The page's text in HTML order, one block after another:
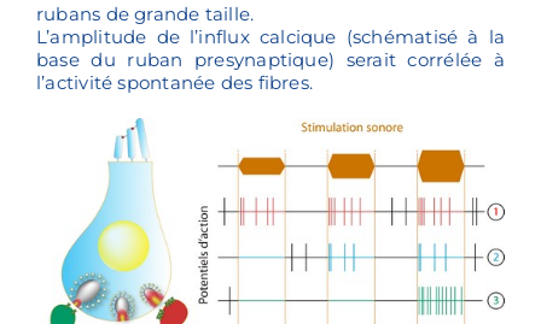
rubans de grande taille.
L’amplitude de l’influx calcique (schématisé à la
base du ruban presynaptique) serait corrélée à
l’activité spontanée des fibres.